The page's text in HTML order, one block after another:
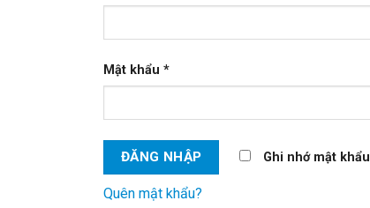
Mật khẩu *
Ghi nhớ mật khẩu
Quên mật khẩu?